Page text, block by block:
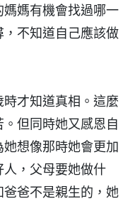
媽有機會找過哪一
不知道自己應該做
才知道真相。這麼
但同時她又感恩自
想像那時她會更加
，父母要她做什
爸不是親生的，她